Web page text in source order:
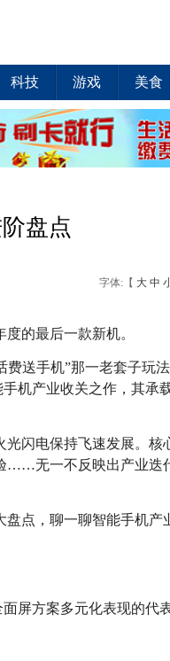
科技 游戏 美食
盘点
字体:【 大 中
的最后一款新机。
费送手机”那一老套子玩
机产业收关之作，其承
闪电保持飞速发展。核
……无一不反映出产业迭
盘点，聊一聊智能手机产
屏方案多元化表现的代